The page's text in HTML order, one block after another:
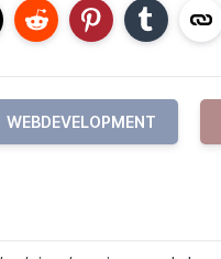
WEBDEVELOPMENT